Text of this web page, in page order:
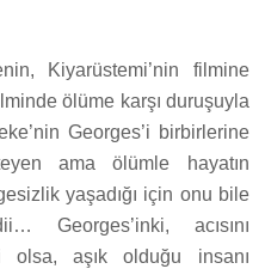
Kiyarüstemi’nin filmine
ölüme karşı duruşuyla
Georges’i birbirlerine
ama ölümle hayatın
yaşadığı için onu bile
Georges’inki, acısını
olsa, aşık olduğu insanı